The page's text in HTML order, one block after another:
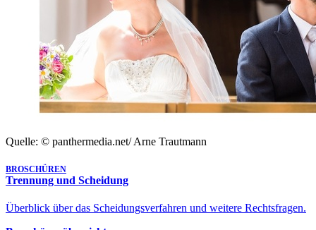
Quelle: © panthermedia.net/ Arne Trautmann
BROSCHÜREN
Trennung und Scheidung
Überblick über das Scheidungsverfahren und weitere Rechtsfragen.